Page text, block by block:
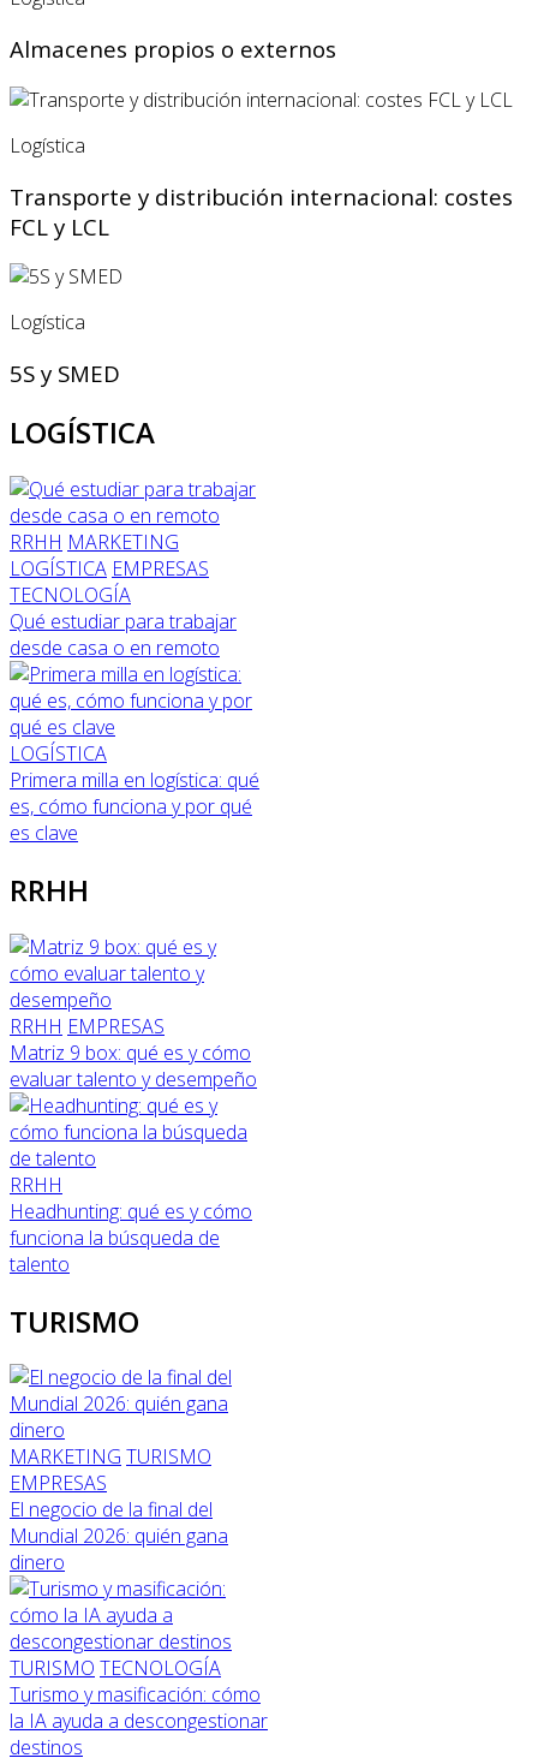
Almacenes propios o externos
Logística
Transporte y distribución internacional: costes
FCL y LCL
Logística
5S y SMED
LOGÍSTICA
RRHH MARKETING
LOGÍSTICA EMPRESAS
TECNOLOGÍA
Qué estudiar para trabajar
desde casa o en remoto
LOGÍSTICA
Primera milla en logística: qué
es, cómo funciona y por qué
es clave
RRHH
RRHH EMPRESAS
Matriz 9 box: qué es y cómo
evaluar talento y desempeño
RRHH
Headhunting: qué es y cómo
funciona la búsqueda de
talento
TURISMO
MARKETING TURISMO
EMPRESAS
El negocio de la final del
Mundial 2026: quién gana
dinero
TURISMO TECNOLOGÍA
Turismo y masificación: cómo
la IA ayuda a descongestionar
destinos